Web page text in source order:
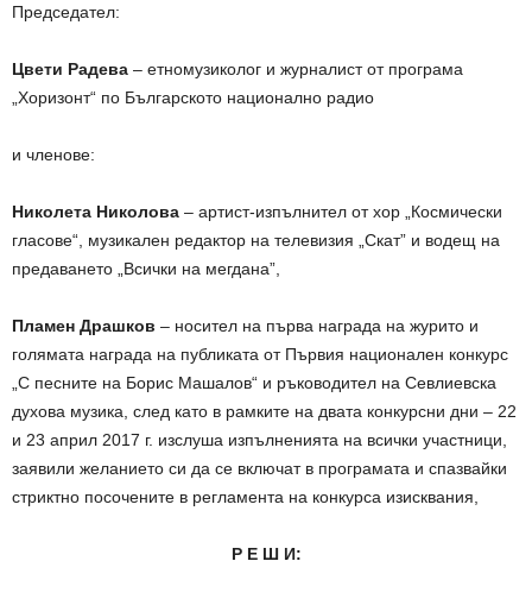
Председател:
Цвети Радева – етномузиколог и журналист от програма
„Хоризонт“ по Българското национално радио
и членове:
Николета Николова – артист-изпълнител от хор „Космически
гласове“, музикален редактор на телевизия „Скат” и водещ на
предаването „Всички на мегдана”,
Пламен Драшков – носител на първа награда на журито и
голямата награда на публиката от Първия национален конкурс
„С песните на Борис Машалов“ и ръководител на Севлиевска
духова музика, след като в рамките на двата конкурсни дни – 22
и 23 април 2017 г. изслуша изпълненията на всички участници,
заявили желанието си да се включат в програмата и спазвайки
стриктно посочените в регламента на конкурса изисквания,
Р Е Ш И: